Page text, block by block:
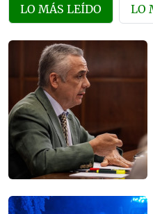
LO MÁS LEÍDO LO